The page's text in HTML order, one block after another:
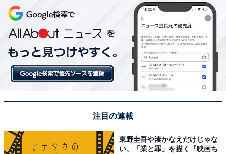
合わせて、さらに割引率をアップできる場合もありま
す。賢く旅の計画を立てて、お得に旅行を楽しみましょ
う。
楽天トラベルでクーポン祭を見る
注目の連載
東野圭吾や湊かなえだけじゃな
い、「業と罪」を描く『映画ち